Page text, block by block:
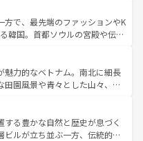
ハワイ情報
てほしい。
しており、サーフィンやダイ
アウトドア好きにはたまらな
な魅力を存分に味わいつくそ
る台湾東部など、都市の喧騒
おり、訪れる人に新しい発見と
また、奥深い台湾の食文化も魅
など、バラエティ豊かな料理
新着の台湾情報は コンテンツ一覧を参
方で、最先端のファッションやK
韓国。首都ソウルの宮殿や伝統
折々の自然美を楽しむことが
焼肉、絶品のストリートフード
が待っている。夜には、韓国な
の多彩な魅力を心ゆくまで味
ほしい。 なお、新着の韓国情報はコンテンツ一
魅力的なベトナム。南北に細長
田園風景や青々とした山々、世
く。ハノイの古い町並みやホ
代の建物も、独特の雰囲気を
ラエティの豊かさとおいしさで
る豊かな自然と歴史が息づく
ビルが立ち並ぶ一方、伝統的な